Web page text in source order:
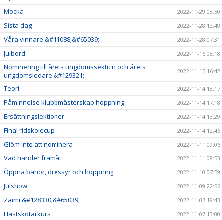
Mocka 2022-11-29 08:50
Sista dag 2022-11-28 12:49
Våra vinnare &#11088;&#65039; 2022-11-28 07:31
Julbord 2022-11-16 08:18
Nominering till årets ungdomssektion och årets
ungdomsledare &#129321;
2022-11-15 16:42
Teori 2022-11-14 18:17
Påminnelse klubbmästerskap hoppning 2022-11-14 17:18
Ersättningslektioner 2022-11-14 13:29
Final ridskolecup 2022-11-14 12:46
Glöm inte att nominera 2022-11-11 09:06
Vad händer framåt 2022-11-11 08:53
Öppna banor, dressyr och hoppning 2022-11-10 07:59
Julshow 2022-11-09 22:56
Zaimi &#128330;&#65039; 2022-11-07 19:43
Hästskötarkurs 2022-11-07 13:00